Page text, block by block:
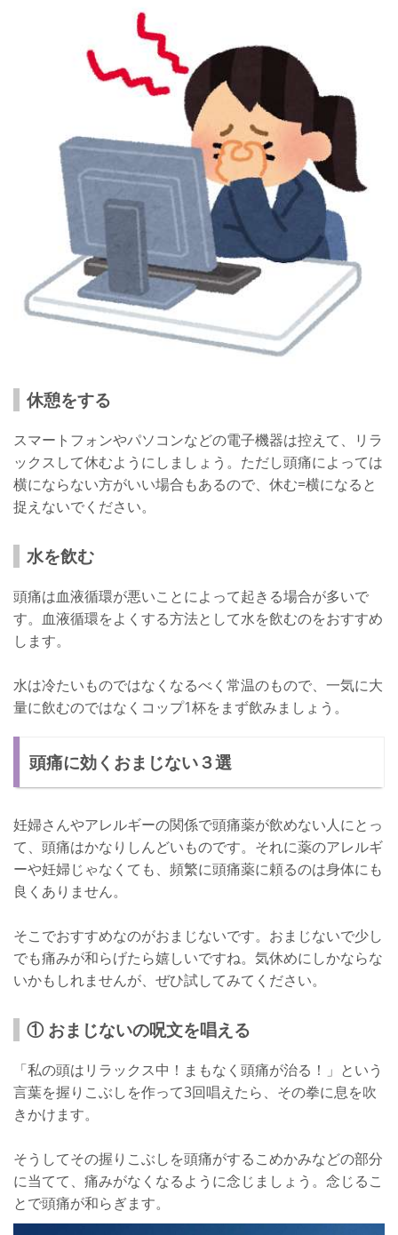
休憩をする
スマートフォンやパソコンなどの電子機器は控えて、リラ
ックスして休むようにしましょう。ただし頭痛によっては
横にならない方がいい場合もあるので、休む=横になると
捉えないでください。
水を飲む
頭痛は血液循環が悪いことによって起きる場合が多いで
す。血液循環をよくする方法として水を飲むのをおすすめ
します。
水は冷たいものではなくなるべく常温のもので、一気に大
量に飲むのではなくコップ1杯をまず飲みましょう。
頭痛に効くおまじない３選
妊婦さんやアレルギーの関係で頭痛薬が飲めない人にとっ
て、頭痛はかなりしんどいものです。それに薬のアレルギ
ーや妊婦じゃなくても、頻繁に頭痛薬に頼るのは身体にも
良くありません。
そこでおすすめなのがおまじないです。おまじないで少し
でも痛みが和らげたら嬉しいですね。気休めにしかならな
いかもしれませんが、ぜひ試してみてください。
① おまじないの呪文を唱える
「私の頭はリラックス中！まもなく頭痛が治る！」という
言葉を握りこぶしを作って3回唱えたら、その拳に息を吹
きかけます。
そうしてその握りこぶしを頭痛がするこめかみなどの部分
に当てて、痛みがなくなるように念じましょう。念じるこ
とで頭痛が和らぎます。